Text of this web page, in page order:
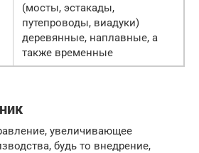
(мосты, эстакады,
путепроводы, виадуки)
деревянные, наплавные, а
также временные
увеличивающее
будь то внедрение,